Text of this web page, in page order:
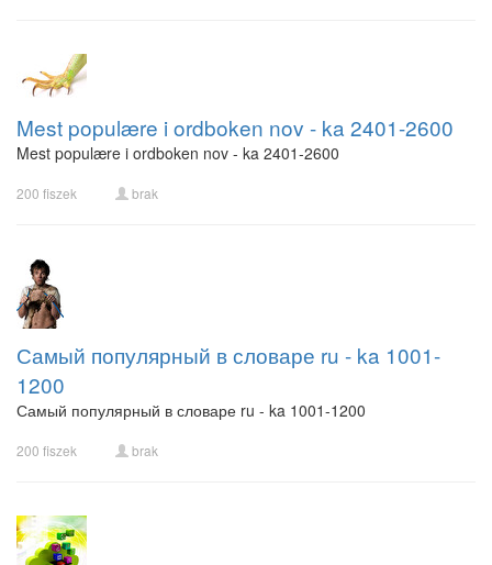
Mest populære i ordboken nov - ka 2401-2600
Mest populære i ordboken nov - ka 2401-2600
200 fiszek brak
Самый популярный в словаре ru - ka 1001-
1200
Самый популярный в словаре ru - ka 1001-1200
200 fiszek brak